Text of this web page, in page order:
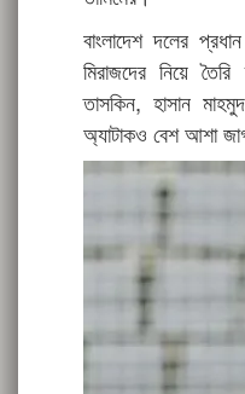
বাংলাদেশ দলের
মিরাজদের নিয়ে
তাসকিন, হাসান
অ্যাটাকও বেশ আশা